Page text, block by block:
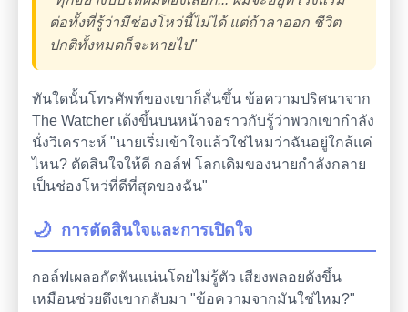
ต่อทั้งที่รู้ว่ามีช่องโหว่นี้ไม่ได้ แต่ถ้าลาออก ชีวิต
ปกติทั้งหมดก็จะหายไป"
ทันใดนั้นโทรศัพท์ของเขาก็สั่นขึ้น ข้อความปริศนาจาก
The Watcher เด้งขึ้นบนหน้าจอราวกับรู้ว่าพวกเขากำลัง
นั่งวิเคราะห์ "นายเริ่มเข้าใจแล้วใช่ไหมว่าฉันอยู่ใกล้แค่
ไหน? ตัดสินใจให้ดี กอล์ฟ โลกเดิมของนายกำลังกลาย
เป็นช่องโหว่ที่ดีที่สุดของฉัน"
🌙 การตัดสินใจและการเปิดใจ
กอล์ฟเผลอกัดฟันแน่นโดยไม่รู้ตัว เสียงพลอยดังขึ้น
เหมือนช่วยดึงเขากลับมา "ข้อความจากมันใช่ไหม?"